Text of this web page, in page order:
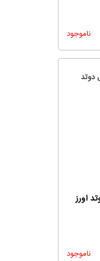
ناموجود
اورز
ناموجود